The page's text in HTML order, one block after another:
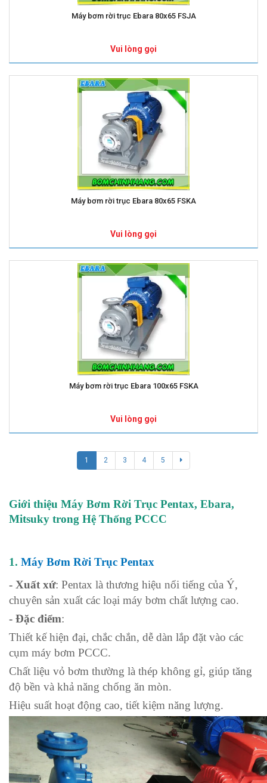
Máy bơm rời trục Ebara 80x65 FSJA
Vui lòng gọi
Máy bơm rời trục Ebara 80x65 FSKA
Vui lòng gọi
Máy bơm rời trục Ebara 100x65 FSKA
Vui lòng gọi
1 2 3 4 5
Giới thiệu Máy Bơm Rời Trục Pentax, Ebara,
Mitsuky trong Hệ Thống PCCC
1. Máy Bơm Rời Trục Pentax
- Xuất xứ: Pentax là thương hiệu nổi tiếng của Ý,
chuyên sản xuất các loại máy bơm chất lượng cao.
- Đặc điểm:
Thiết kế hiện đại, chắc chắn, dễ dàn lắp đặt vào các
cụm máy bơm PCCC.
Chất liệu vỏ bơm thường là thép không gỉ, giúp tăng
độ bền và khả năng chống ăn mòn.
Hiệu suất hoạt động cao, tiết kiệm năng lượng.